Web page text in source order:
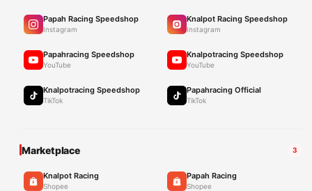
Papah Racing Speedshop
Instagram
Knalpot Racing Speedshop
Instagram
Papahracing Speedshop
YouTube
Knalpotracing Speedshop
YouTube
Knalpotracing Speedshop
TikTok
Papahracing Official
TikTok
Marketplace 3
Knalpot Racing
Shopee
Papah Racing
Shopee